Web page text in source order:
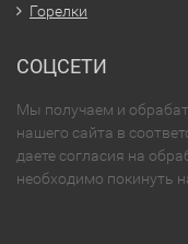
Горелки
СОЦСЕТИ
Мы получаем и
нашего сайта в
даете согласия на
необходимо покинуть